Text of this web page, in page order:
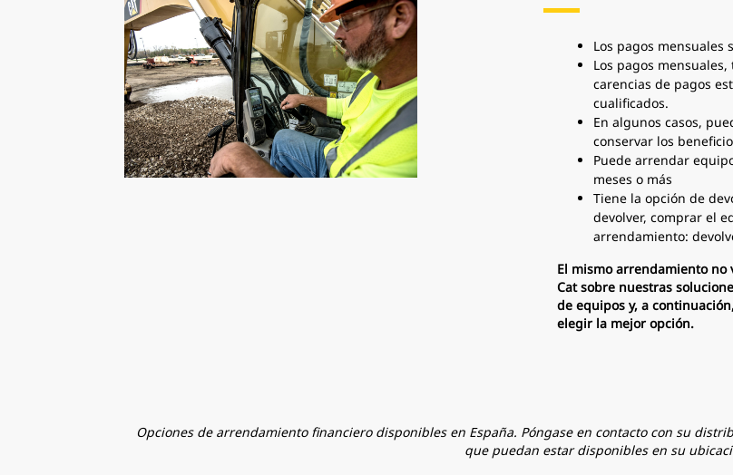
Los pagos
Los pagos
carencias de pagos
cualificados.
En algunos casos,
conservar los
Puede arrendar
meses o más
Tiene la opción de
devolver, comprar el
arrendamiento:
El mismo arrendamiento
Cat sobre nuestras
de equipos y, a
elegir la mejor opción.
Opciones de arrendamiento financiero disponibles en España. Póngase en contacto con su
que puedan estar disponibles en su